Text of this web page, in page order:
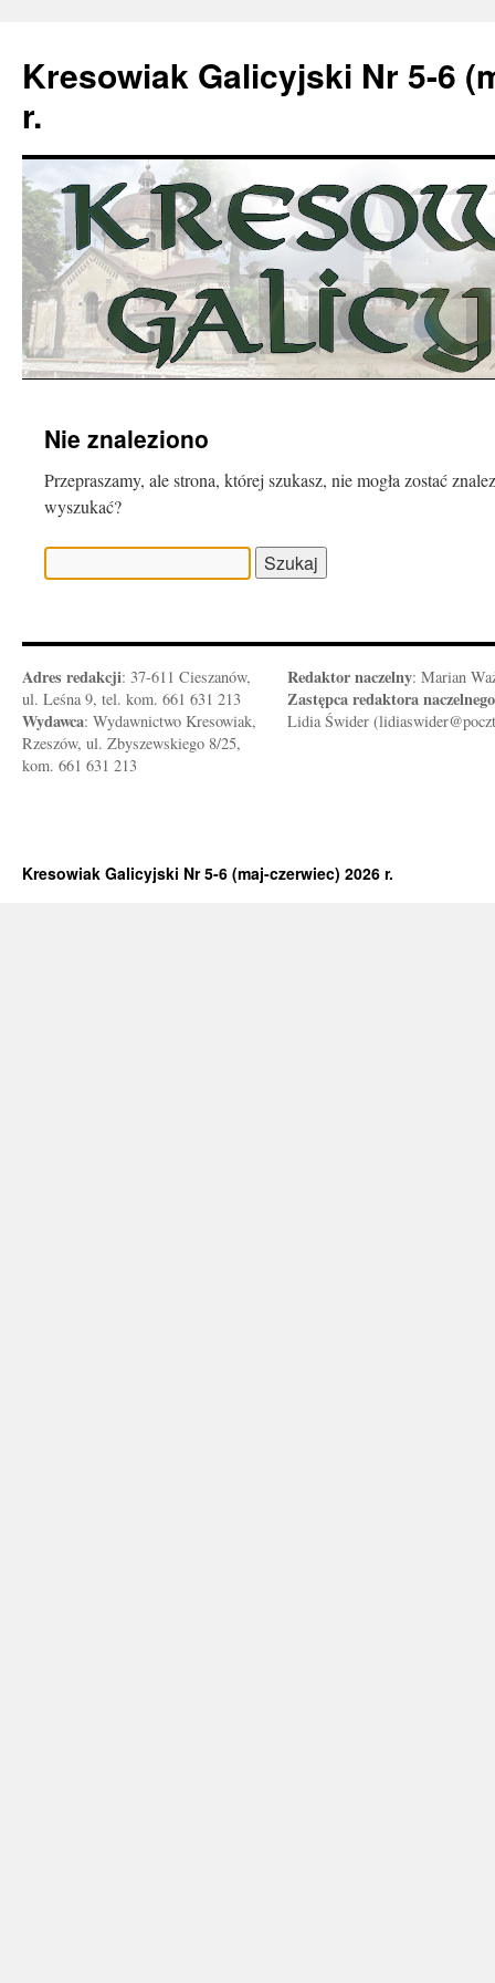
Kresowiak Galicyjski Nr 5-6
r.
treści
Nie znaleziono
Przepraszamy, ale strona, której szukasz, nie mogła zostać
wyszukać?
Adres redakcji: 37-611 Cieszanów,
ul. Leśna 9, tel. kom. 661 631 213
Wydawca: Wydawnictwo Kresowiak,
Rzeszów, ul. Zbyszewskiego 8/25,
kom. 661 631 213
Redaktor naczelny: Marian
Zastępca redaktora naczelnego
Lidia Świder
Kresowiak Galicyjski Nr 5-6 (maj-czerwiec) 2026 r.